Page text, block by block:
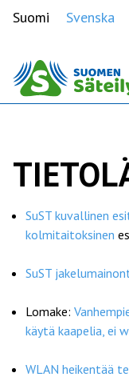
Suomi Svenska
SuST kuvallinen
kolmitaitoksinen
SuST
Lomake:
käytä kaapelia, ei
WLAN heikentää